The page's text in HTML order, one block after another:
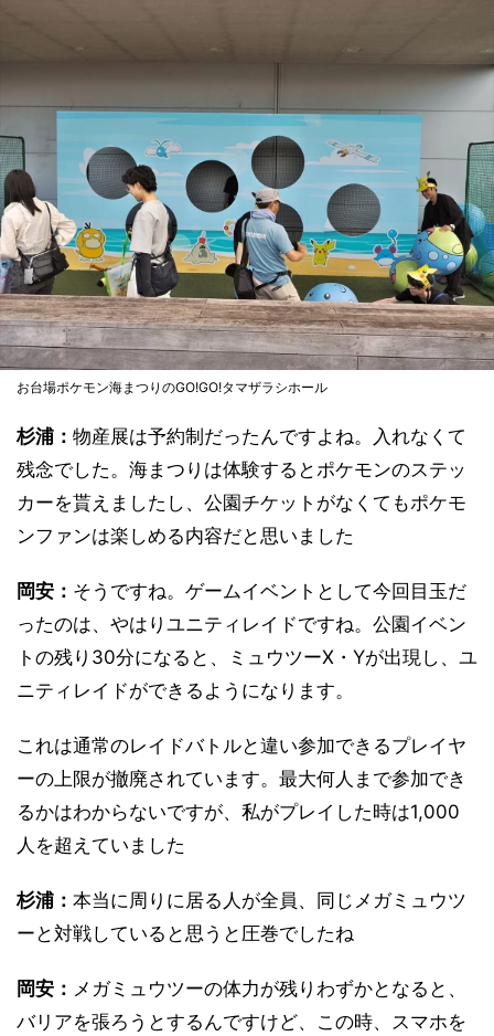
お台場ポケモン海まつりのGO!GO!タマザラシホール
杉浦： 物産展は予約制だったんですよね。入れなくて
残念でした。海まつりは体験するとポケモンのステッ
カーを貰えましたし、公園チケットがなくてもポケモ
ンファンは楽しめる内容だと思いました
岡安： そうですね。ゲームイベントとして今回目玉だ
ったのは、やはりユニティレイドですね。公園イベン
トの残り30分になると、ミュウツーX・Yが出現し、ユ
ニティレイドができるようになります。
これは通常のレイドバトルと違い参加できるプレイヤ
ーの上限が撤廃されています。最大何人まで参加でき
るかはわからないですが、私がプレイした時は1,000
人を超えていました
杉浦： 本当に周りに居る人が全員、同じメガミュウツ
ーと対戦していると思うと圧巻でしたね
岡安： メガミュウツーの体力が残りわずかとなると、
バリアを張ろうとするんですけど、この時、スマホを